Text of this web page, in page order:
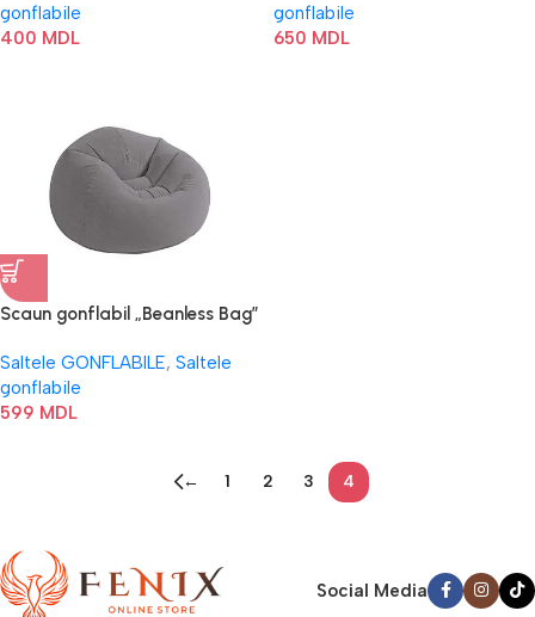
gonflabile
400 MDL
gonflabile
650 MDL
Scaun gonflabil „Beanless Bag”
Saltele GONFLABILE, Saltele
gonflabile
599 MDL
← 1 2 3 4
Social Media